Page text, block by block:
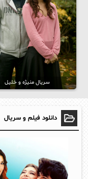
سریال منیژه و خلیل
دانلود فیلم و سریال